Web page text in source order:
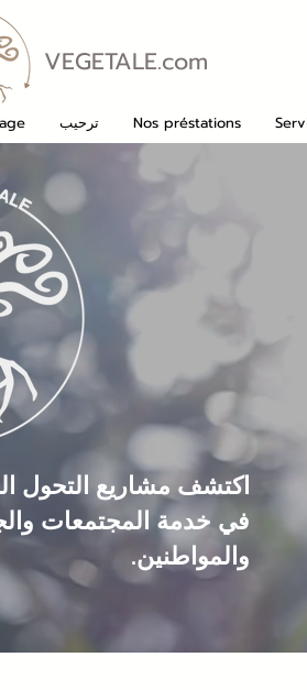
VEGETALE.com
ترحيب Nos préstations
اكتشف مشاريع التحول
في خدمة المجتمعات
والمواطنين.